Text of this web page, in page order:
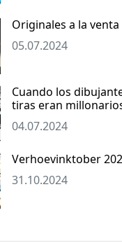
Originales a la venta
05.07.2024
Cuando los
tiras eran
04.07.2024
Verhoevinktober
31.10.2024